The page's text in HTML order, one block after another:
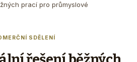
prací pro průmyslové
SDĚLENÍ